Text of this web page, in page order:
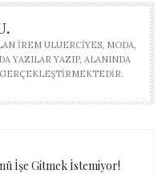
İREM ULUERCIYES, MODA,
YAZILAR YAZIP, ALANINDA
İşe Gitmek İstemiyor!